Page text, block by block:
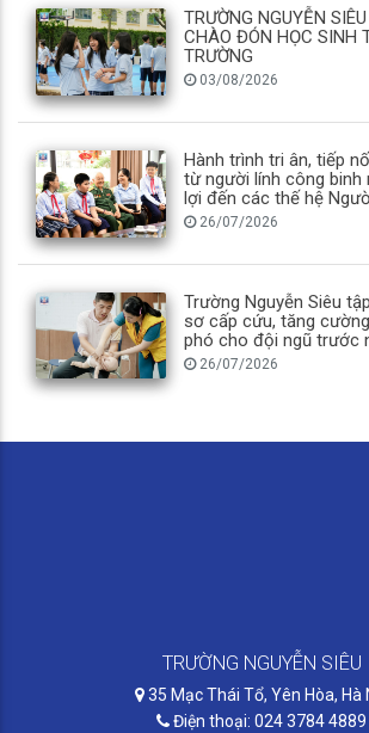
TRƯỜNG NGUYỄN
CHÀO ĐÓN HỌC SINH
TRƯỜNG
03/08/2026
Hành trình tri ân, tiếp
từ người lính công
lợi đến các thế hệ
26/07/2026
Trường Nguyễn Siêu
sơ cấp cứu, tăng
phó cho đội ngũ trước
26/07/2026
TRƯỜNG NGUYỄN SIÊU
35 Mạc Thái Tổ, Yên Hòa, Hà
Điện thoại: 024 3784 4889